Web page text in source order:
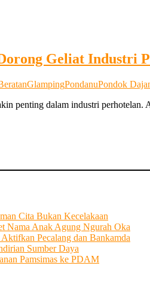
Geliat Industri
GlampingPondanuPondok
penting dalam industri
Cita Bukan Kecelakaan
Nama Anak Agung Ngurah Oka
Pecalang dan Bankamda
Sumber Daya
Pamsimas ke PDAM